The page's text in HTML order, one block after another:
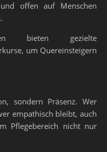
offen auf Menschen
bieten gezielte
um Quereinsteigern
sondern Präsenz. Wer
empathisch bleibt, auch
Pflegebereich nicht nur